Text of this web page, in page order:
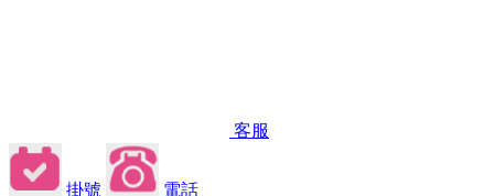
客服
掛號 電話